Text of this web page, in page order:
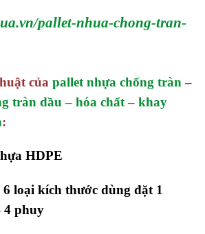
pallet-nhua-chong-tran-
của pallet nhựa chống tràn –
tràn dầu – hóa chất– khay
:
HDPE
loại kích thước dùng đặt 1
4 phuy